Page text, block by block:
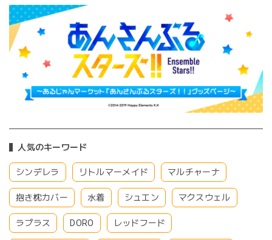
人気のキーワード
シンデレラ リトルマーメイド マルチャーナ
抱き枕カバー 水着 シュエン マクスウェル
ラプラス DORO レッドフード